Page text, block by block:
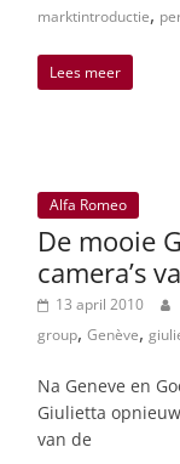
marktintroductie,
Lees meer
Alfa Romeo
De mooie
camera’s
13 april 2010
group, Genève,
Na Geneve en
Giulietta
van de